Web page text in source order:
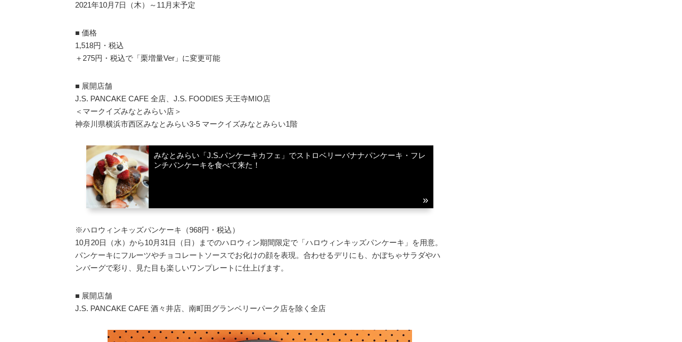
2021年10月7日（木）～11月末予定
■ 価格
1,518円・税込
＋275円・税込で「栗増量Ver」に変更可能
■ 展開店舗
J.S. PANCAKE CAFE 全店、J.S. FOODIES 天王寺MIO店
＜マークイズみなとみらい店＞
神奈川県横浜市西区みなとみらい3-5 マークイズみなとみらい1階
みなとみらい「J.S.パンケーキカフェ」でストロベリーバナナパンケーキ・フレ
ンチパンケーキを食べて来た！
※ハロウィンキッズパンケーキ（968円・税込）
10月20日（水）から10月31日（日）までのハロウィン期間限定で「ハロウィンキッズパンケーキ」を用意。
パンケーキにフルーツやチョコレートソースでお化けの顔を表現。合わせるデリにも、かぼちゃサラダやハ
ンバーグで彩り、見た目も楽しいワンプレートに仕上げます。
■ 展開店舗
J.S. PANCAKE CAFE 酒々井店、南町田グランベリーパーク店を除く全店